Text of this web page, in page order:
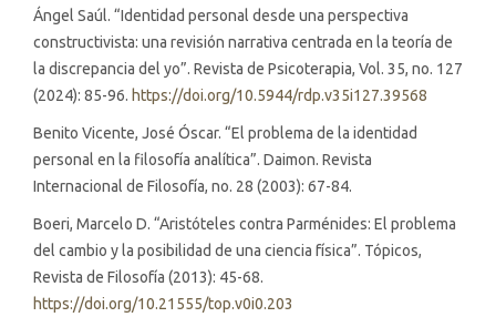
Ángel Saúl. “Identidad personal desde una perspectiva
constructivista: una revisión narrativa centrada en la teoría de
la discrepancia del yo”. Revista de Psicoterapia, Vol. 35, no. 127
(2024): 85-96. https://doi.org/10.5944/rdp.v35i127.39568
Benito Vicente, José Óscar. “El problema de la identidad
personal en la filosofía analítica”. Daimon. Revista
Internacional de Filosofía, no. 28 (2003): 67-84.
Boeri, Marcelo D. “Aristóteles contra Parménides: El problema
del cambio y la posibilidad de una ciencia física”. Tópicos,
Revista de Filosofía (2013): 45-68.
https://doi.org/10.21555/top.v0i0.203